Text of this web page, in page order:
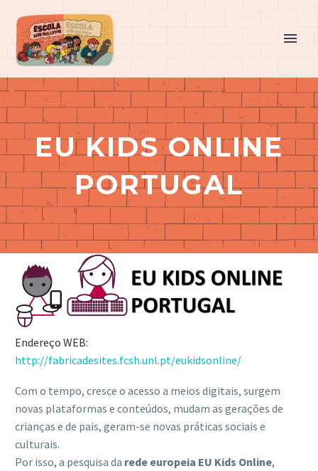
EU KIDS ONLINE
PORTUGAL
Endereço WEB:
http://fabricadesites.fcsh.unl.pt/eukidsonline/
Com o tempo, cresce o acesso a meios digitais, surgem
novas plataformas e conteúdos, mudam as gerações de
crianças e de pais, geram-se novas práticas sociais e
culturais.
Por isso, a pesquisa da rede europeia EU Kids Online,